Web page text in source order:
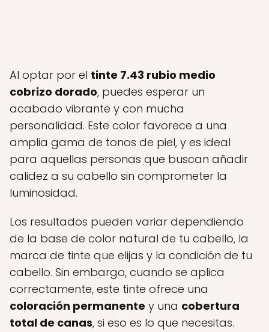
Al optar por el tinte 7.43 rubio medio
cobrizo dorado, puedes esperar un
acabado vibrante y con mucha
personalidad. Este color favorece a una
amplia gama de tonos de piel, y es ideal
para aquellas personas que buscan añadir
calidez a su cabello sin comprometer la
luminosidad.
Los resultados pueden variar dependiendo
de la base de color natural de tu cabello, la
marca de tinte que elijas y la condición de tu
cabello. Sin embargo, cuando se aplica
correctamente, este tinte ofrece una
coloración permanente y una cobertura
total de canas, si eso es lo que necesitas.